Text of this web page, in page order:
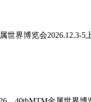
界博览会2026.12.3-5